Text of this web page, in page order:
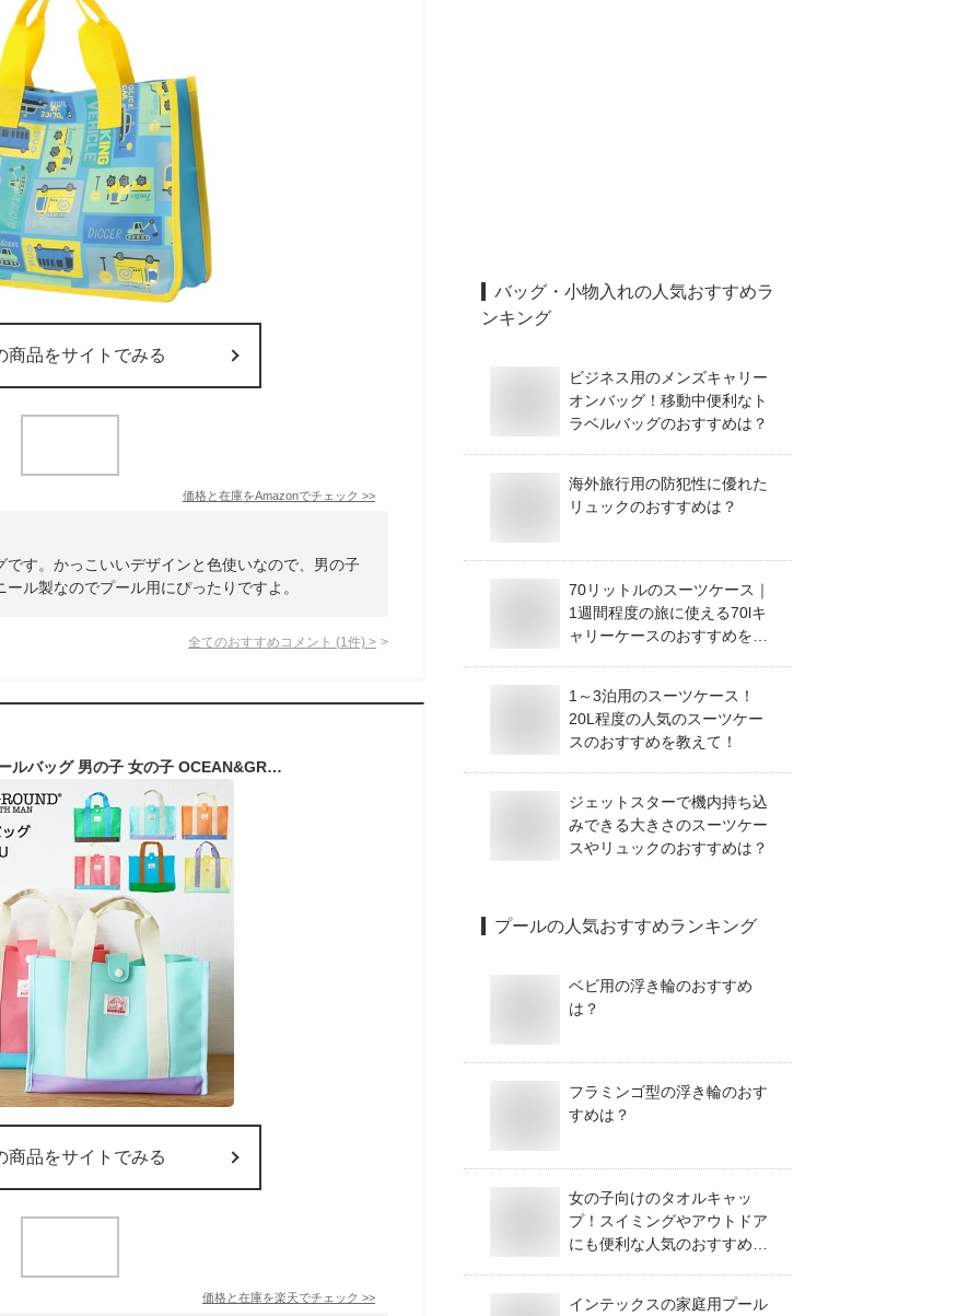
商品をサイトでみる
価格と在庫をAmazonでチェック >>
す。かっこいいデザインと色使いなので、男の子
ル製なのでプール用にぴったりですよ。
全てのおすすめコメント (1 件) >
【マラソンP2倍】 プールバッグ 男の子 女の子 OCEAN&GROUND オーシャンアンドグラウンド PALAU パラウ シンプル おしゃれ 小学校 保育園 幼稚園 水泳 PVC素材 透けない メール便は送料無料 小学生 高学年 低学年 キッズ トート かわいい 子供 子ども ビニール スイムバッグ
商品をサイトでみる
価格と在庫を楽天でチェック >>
バッグ・小物入れの人気おすすめラ
ンキング
ビジネス用のメンズキャリー
オンバッグ！移動中便利なト
ラベルバッグのおすすめは？
海外旅行用の防犯性に優れた
リュックのおすすめは？
70リットルのスーツケース｜
1週間程度の旅に使える70lキ
ャリーケースのおすすめを教
1～3泊用のスーツケース！
20L程度の人気のスーツケー
スのおすすめを教えて！
ジェットスターで機内持ち込
みできる大きさのスーツケー
スやリュックのおすすめは？
プールの人気おすすめランキング
ベビ用の浮き輪のおすすめ
は？
フラミンゴ型の浮き輪のおす
すめは？
女の子向けのタオルキャッ
プ！スイミングやアウトドア
にも便利な人気のおすすめ
インテックスの家庭用プール